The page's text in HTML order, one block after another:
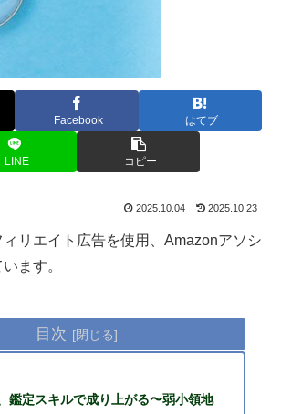
Facebook はてブ
LINE コピー
2025.10.04 2025.10.23
リエイト広告を使用、Amazonアソシ
ます。
目次
鑑定スキルで成り上がる〜弱小領地